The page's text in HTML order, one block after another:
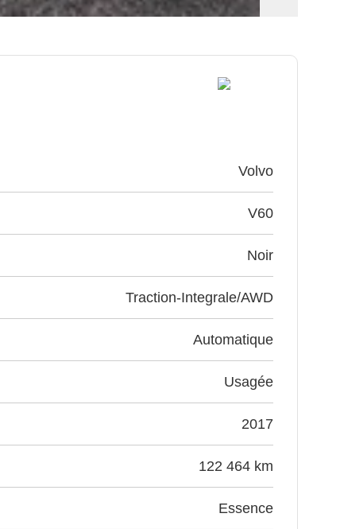
Volvo
V60
noir
Traction-Integrale/AWD
Automatique
Usagée
2017
122 464 km
Essence